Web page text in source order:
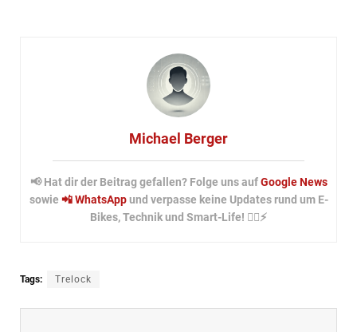
Michael Berger
📢 Hat dir der Beitrag gefallen? Folge uns aufGoogle News
sowie 📲 WhatsAppund verpasse keine Updates rund um E-
Bikes, Technik und Smart-Life! 🚴‍♂️⚡
Tags: Trelock